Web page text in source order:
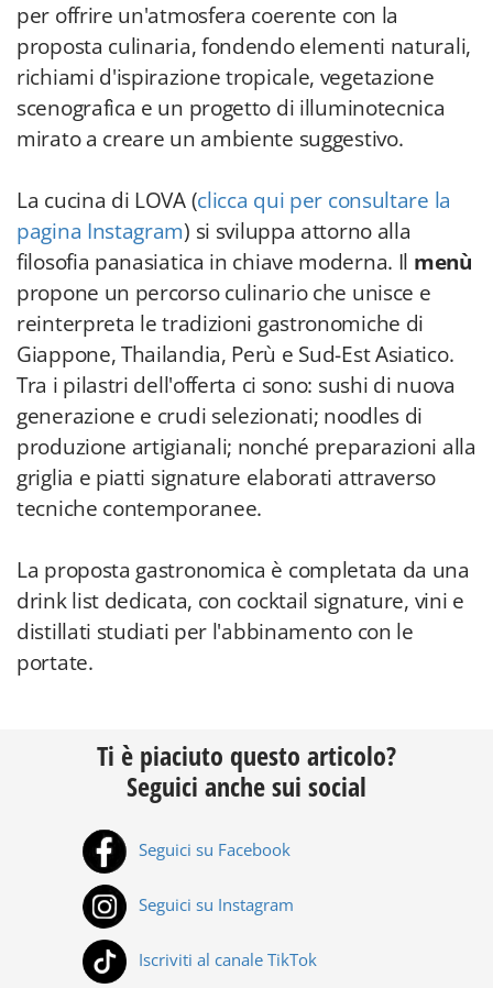
per offrire un'atmosfera coerente con la
proposta culinaria, fondendo elementi naturali,
richiami d'ispirazione tropicale, vegetazione
scenografica e un progetto di illuminotecnica
mirato a creare un ambiente suggestivo.
La cucina di LOVA (clicca qui per consultare la
pagina Instagram) si sviluppa attorno alla
filosofia panasiatica in chiave moderna. Il menù
propone un percorso culinario che unisce e
reinterpreta le tradizioni gastronomiche di
Giappone, Thailandia, Perù e Sud-Est Asiatico.
Tra i pilastri dell'offerta ci sono: sushi di nuova
generazione e crudi selezionati; noodles di
produzione artigianali; nonché preparazioni alla
griglia e piatti signature elaborati attraverso
tecniche contemporanee.
La proposta gastronomica è completata da una
drink list dedicata, con cocktail signature, vini e
distillati studiati per l'abbinamento con le
portate.
Ti è piaciuto questo articolo?
Seguici anche sui social
Seguici su Facebook
Seguici su Instagram
Iscriviti al canale TikTok